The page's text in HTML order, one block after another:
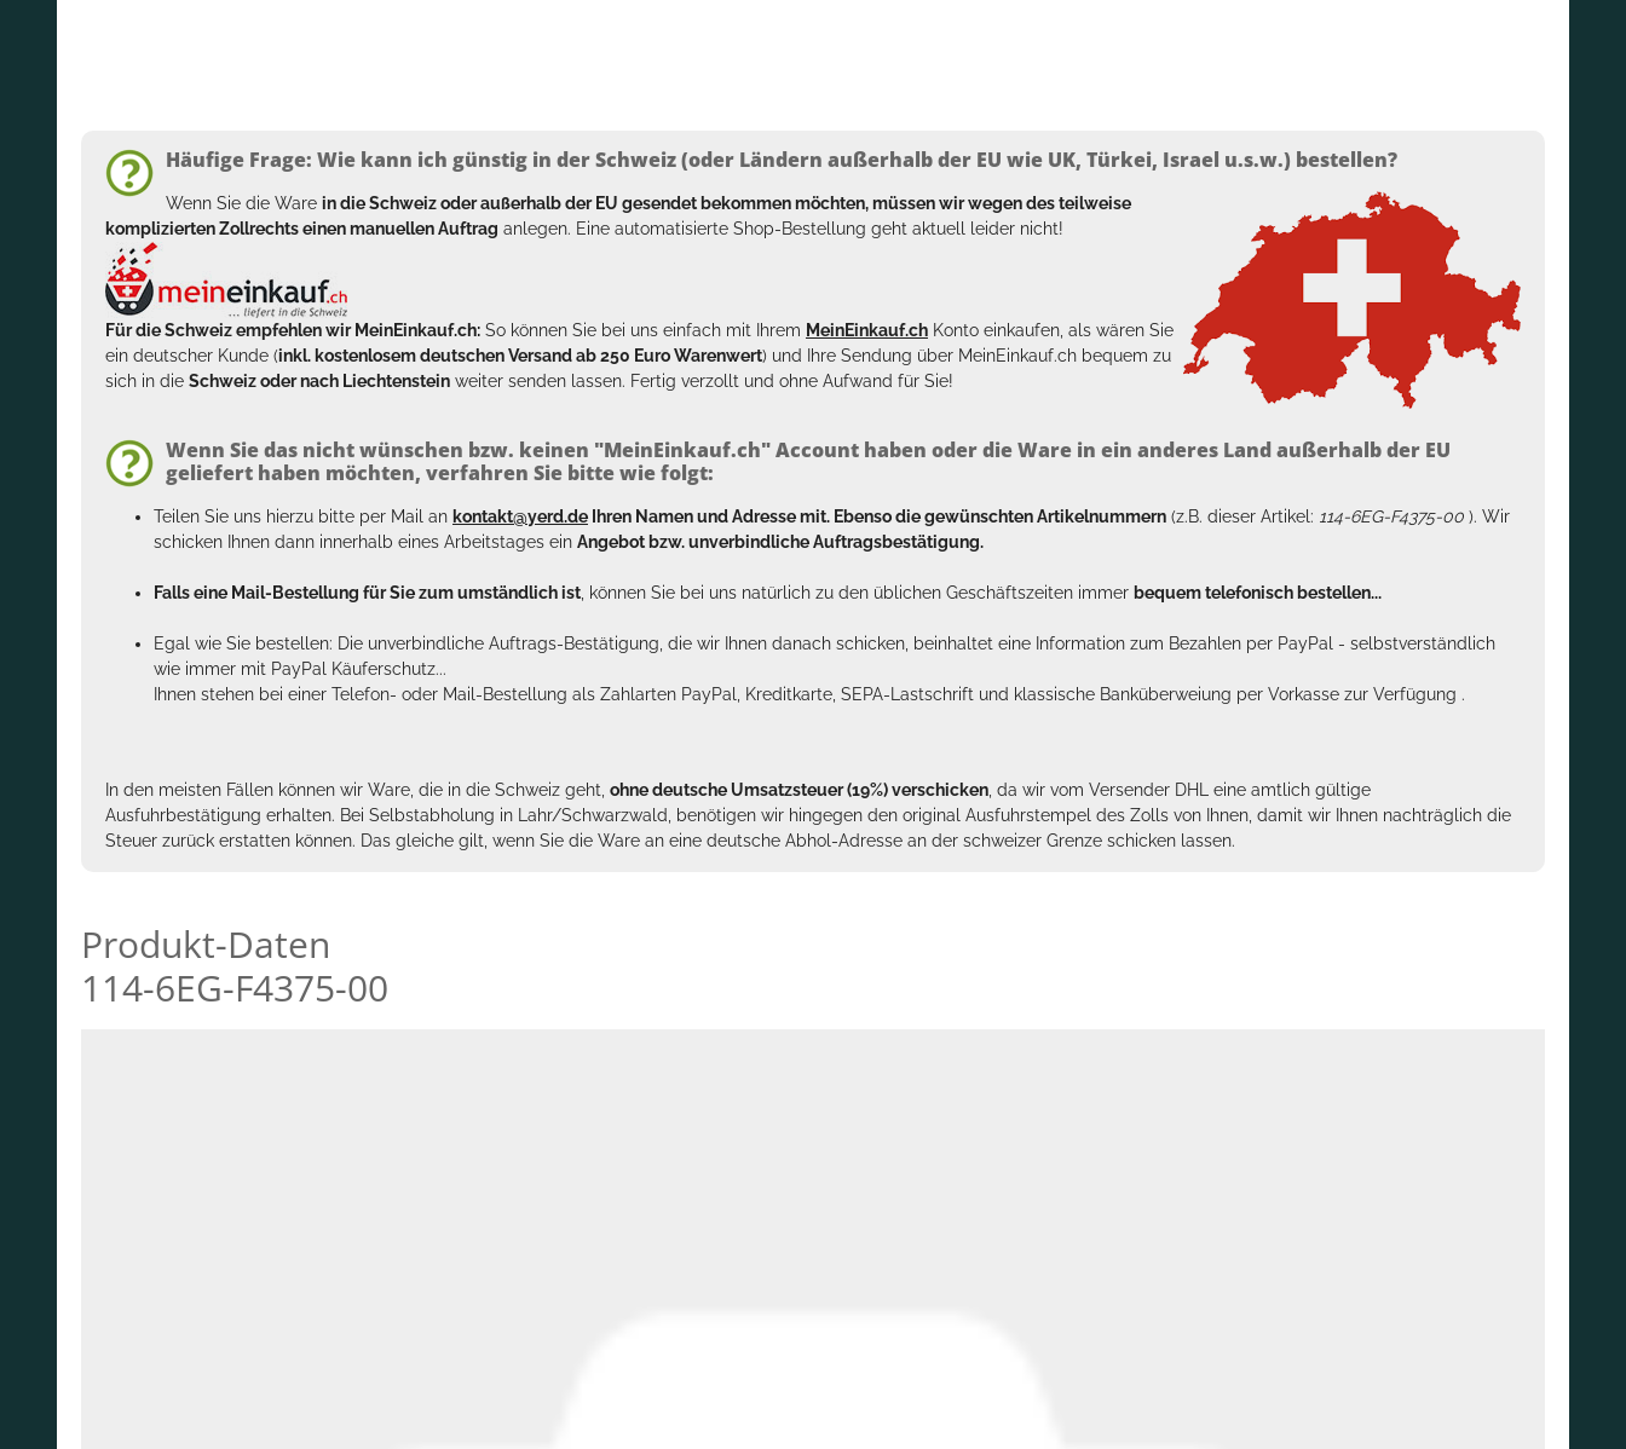
Häufige Frage: Wie kann ich günstig in der Schweiz (oder Ländern außerhalb der EU wie UK, Türkei, Israel u.s.w.) bestellen?
Wenn Sie die Ware in die Schweiz oder außerhalb der EU gesendet bekommen möchten, müssen wir wegen des teilweise
komplizierten Zollrechts einen manuellen Auftrag anlegen. Eine automatisierte Shop-Bestellung geht aktuell leider nicht!
Für die Schweiz empfehlen wir MeinEinkauf.ch: So können Sie bei uns einfach mit Ihrem MeinEinkauf.ch Konto einkaufen, als wären Sie
ein deutscher Kunde (inkl. kostenlosem deutschen Versand ab 250 Euro Warenwert) und Ihre Sendung über MeinEinkauf.ch bequem zu
sich in die Schweiz oder nach Liechtenstein weiter senden lassen. Fertig verzollt und ohne Aufwand für Sie!
Wenn Sie das nicht wünschen bzw. keinen "MeinEinkauf.ch" Account haben oder die Ware in ein anderes Land außerhalb der EU
geliefert haben möchten, verfahren Sie bitte wie folgt:
Teilen Sie uns hierzu bitte per Mail an kontakt@yerd.de Ihren Namen und Adresse mit. Ebenso die gewünschten Artikelnummern (z.B. dieser Artikel: 114-6EG-F4375-00 ). Wir
schicken Ihnen dann innerhalb eines Arbeitstages ein Angebot bzw. unverbindliche Auftragsbestätigung.
Falls eine Mail-Bestellung für Sie zum umständlich ist , können Sie bei uns natürlich zu den üblichen Geschäftszeiten immer bequem telefonisch bestellen...
Egal wie Sie bestellen: Die unverbindliche Auftrags-Bestätigung, die wir Ihnen danach schicken, beinhaltet eine Information zum Bezahlen per PayPal - selbstverständlich
wie immer mit PayPal Käuferschutz...
Ihnen stehen bei einer Telefon- oder Mail-Bestellung als Zahlarten PayPal, Kreditkarte, SEPA-Lastschrift und klassische Banküberweiung per Vorkasse zur Verfügung .
In den meisten Fällen können wir Ware, die in die Schweiz geht, ohne deutsche Umsatzsteuer (19%) verschicken , da wir vom Versender DHL eine amtlich gültige
Ausfuhrbestätigung erhalten. Bei Selbstabholung in Lahr/Schwarzwald, benötigen wir hingegen den original Ausfuhrstempel des Zolls von Ihnen, damit wir Ihnen nachträglich die
Steuer zurück erstatten können. Das gleiche gilt, wenn Sie die Ware an eine deutsche Abhol-Adresse an der schweizer Grenze schicken lassen.
Produkt-Daten
114-6EG-F4375-00